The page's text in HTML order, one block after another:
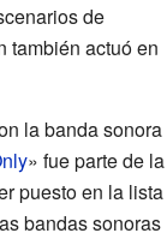
de
también actuó en
la banda sonora
» fue parte de la
puesto en la lista
bandas sonoras